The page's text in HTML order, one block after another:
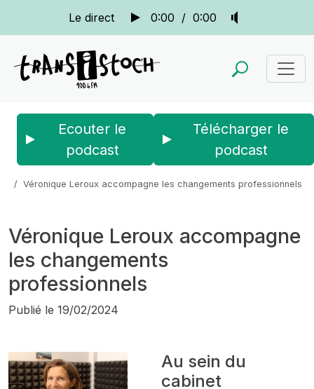
Le direct 0:00 / 0:00
Ecouter le
podcast
Télécharger le
podcast
Véronique Leroux accompagne les changements professionnels
Véronique Leroux accompagne
les changements
professionnels
Publié le 19/02/2024
Au sein du
cabinet